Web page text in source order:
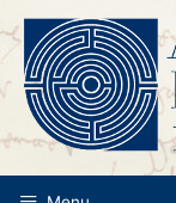
al
contenuto